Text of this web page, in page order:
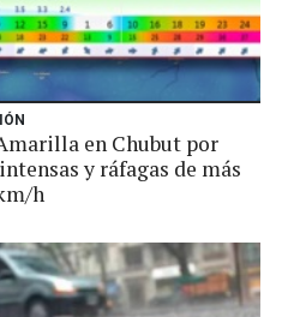
en Chubut por
y ráfagas de más
h